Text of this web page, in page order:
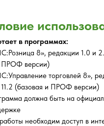
в программах:
8», редакции 1.0 и
ПРОФ версии)
торговлей 8»,
11.2 (базовая и ПРОФ версии)
должна быть на
необходим доступ в